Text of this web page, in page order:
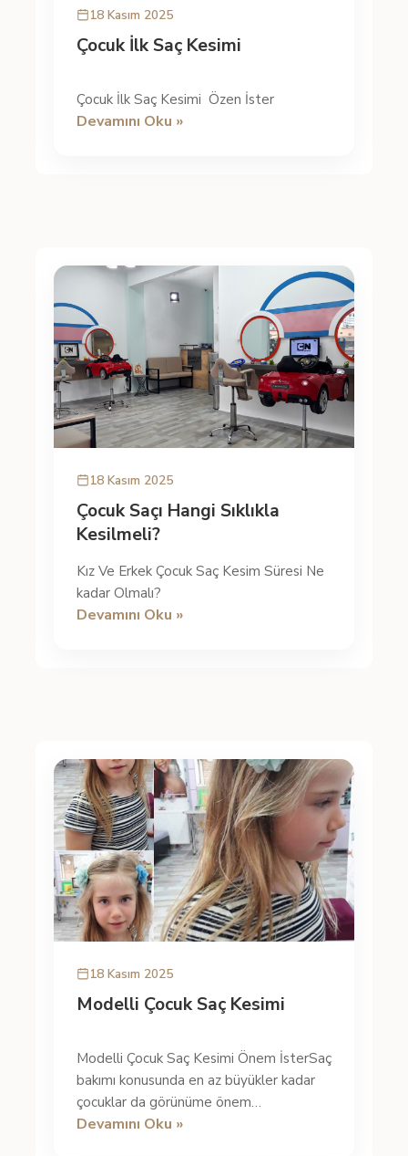
18 Kasım 2025
Çocuk İlk Saç Kesimi
Çocuk İlk Saç Kesimi Özen İster
Devamını Oku »
18 Kasım 2025
Çocuk Saçı Hangi Sıklıkla
Kesilmeli?
Kız Ve Erkek Çocuk Saç Kesim Süresi Ne
kadar Olmalı?
Devamını Oku »
18 Kasım 2025
Modelli Çocuk Saç Kesimi
Modelli Çocuk Saç Kesimi Önem İsterSaç
bakımı konusunda en az büyükler kadar
çocuklar da görünüme önem
vermektedir. Çocuk için de saçların etkili
Devamını Oku »